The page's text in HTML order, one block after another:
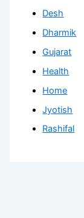
Desh
Dharmik
Gujarat
Health
Home
Jyotish
Rashifal